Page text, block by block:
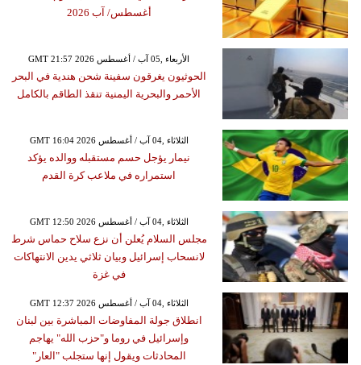
أغسطس/ آب 2026
GMT 21:57 2026 الأربعاء ,05 آب / أغسطس
الحوثيون يغرقون سفينة شحن هندية في البحر
الأحمر والبحرية اليمنية تنقذ الطاقم بالكامل
GMT 16:04 2026 الثلاثاء ,04 آب / أغسطس
نيمار يؤجل حسم مستقبله ووالده يؤكد
استمراره في ملاعب كرة القدم
GMT 12:50 2026 الثلاثاء ,04 آب / أغسطس
مجلس السلام يُعلن أن نزع سلاح حماس شرط
لانسحاب إسرائيل وبيان ثلاثي يدين الانتهاكات
في غزة
GMT 12:37 2026 الثلاثاء ,04 آب / أغسطس
انطلاق جولة المفاوضات المباشرة بين لبنان
وإسرائيل في روما و"حزب الله" يهاجم
المحادثات ويقول إنها ستجلب "العار"